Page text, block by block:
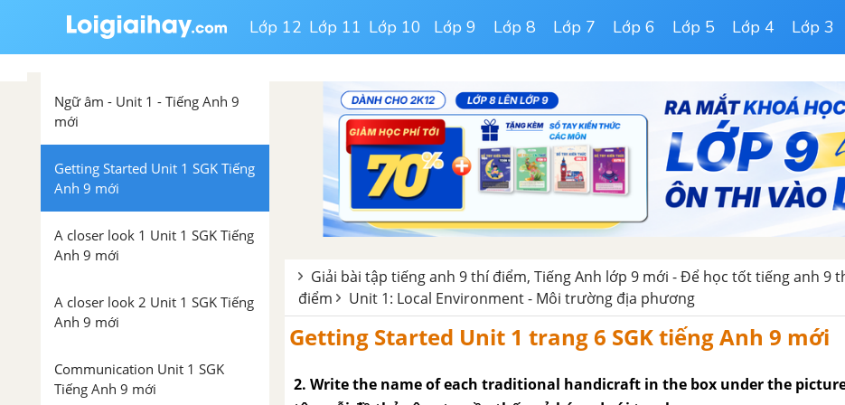
Lớp 12 Lớp 11 Lớp 10 Lớp 9 Lớp 8 Lớp 7 Lớp 6 Lớp 5 Lớp 4 Lớp 3
Grammar: Phrasal verbs - Unit 1
SGK Tiếng Anh 9 mới
Ngữ âm - Unit 1 - Tiếng Anh 9
mới
Getting Started Unit 1 SGK Tiếng
Anh 9 mới
A closer look 1 Unit 1 SGK Tiếng
Anh 9 mới
A closer look 2 Unit 1 SGK Tiếng
Anh 9 mới
Communication Unit 1 SGK
Tiếng Anh 9 mới
Giải bài tập tiếng anh 9 thí điểm, Tiếng Anh lớp 9 mới - Để học tốt tiếng anh 9
điểm
Unit 1: Local Environment - Môi trường địa phương
Getting Started Unit 1 trang 6 SGK tiếng Anh 9 mới
2. Write the name of each traditional handicraft in the box under the